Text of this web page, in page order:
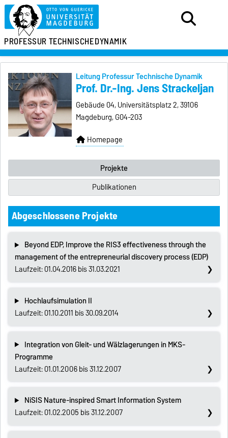
PROFESSURTECHNISCHEDYNAMIK
Leitung Professur Technische Dynamik
Prof. Dr.-Ing. Jens Strackeljan
Gebäude 04, Universitätsplatz 2, 39106
Magdeburg, G04-203
Homepage
Projekte
Publikationen
Abgeschlossene Projekte
Beyond EDP, Improve the RIS3 effectiveness through the
management of the entrepreneurial discovery process (EDP)
Laufzeit: 01.04.2016 bis 31.03.2021
Hochlaufsimulation II
Laufzeit: 01.10.2011 bis 30.09.2014
Integration von Gleit- und Wälzlagerungen in MKS-
Programme
Laufzeit: 01.01.2006 bis 31.12.2007
NiSIS Nature-inspired Smart Information System
Laufzeit: 01.02.2005 bis 31.12.2007